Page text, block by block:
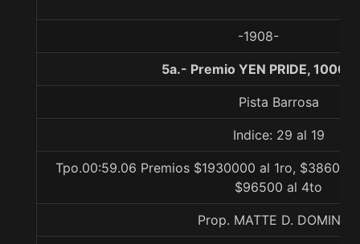
-1908-
5a.- Premio YEN PRIDE, 1000
Pista Barrosa
Indice: 29 al 19
Tpo.00:59.06 Premios $1930000 al 1ro,
$96500 al 4to
Prop. MATTE D. DOMINGO